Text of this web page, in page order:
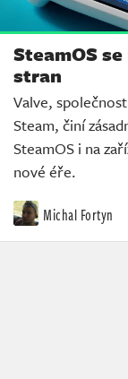
SteamOS
stran
Valve,
Steam, činí
SteamOS i na
nové éře.
Michal Fortyn